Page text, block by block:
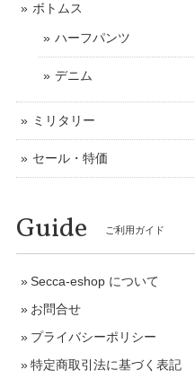
ボトムス
ハーフパンツ
デニム
ミリタリー
セール・特価
Guide ご利用ガイド
Secca-eshop について
お問合せ
プライバシーポリシー
特定商取引法に基づく表記